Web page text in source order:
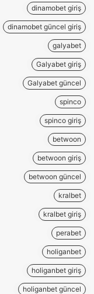
dinamobet giriş
dinamobet güncel giriş
galyabet
Galyabet giriş
Galyabet güncel
spinco
spinco giriş
betwoon
betwoon giriş
betwoon güncel
kralbet
kralbet giriş
perabet
holiganbet
holiganbet giriş
holiganbet güncel